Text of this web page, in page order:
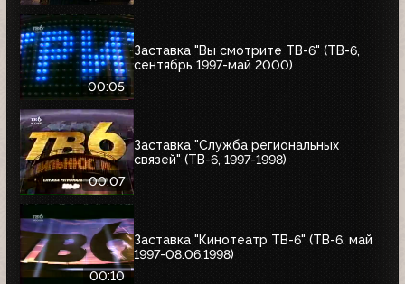
00:05
Заставка "Вы смотрите ТВ-6" (ТВ-6,
сентябрь 1997-май 2000)
00:07
Заставка "Служба региональных
связей" (ТВ-6, 1997-1998)
00:10
Заставка "Кинотеатр ТВ-6" (ТВ-6, май
1997-08.06.1998)